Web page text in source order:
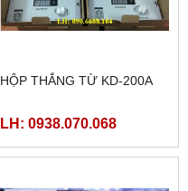
HỘP THẮNG TỪ KD-200A
LH: 0938.070.068